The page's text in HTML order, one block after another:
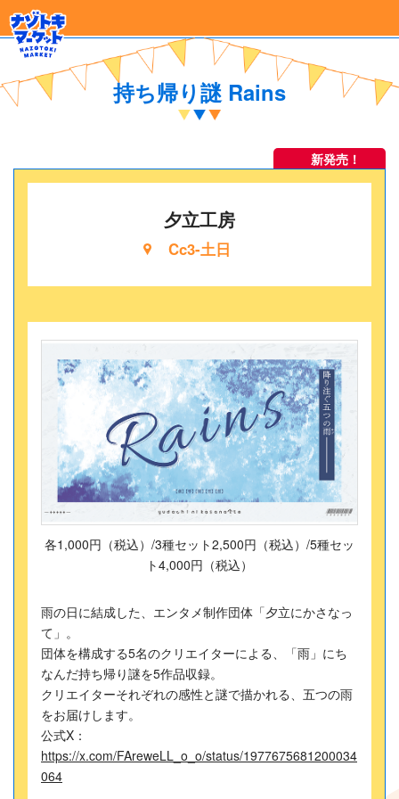
持ち帰り謎 Rains
新発売！
夕立工房
Cc3-土日
各1,000円（税込）/3種セット2,500円（税込）/5種セッ
ト4,000円（税込）
雨の日に結成した、エンタメ制作団体「夕立にかさなっ
て」。
団体を構成する5名のクリエイターによる、「雨」にち
なんだ持ち帰り謎を5作品収録。
クリエイターそれぞれの感性と謎で描かれる、五つの雨
をお届けします。
公式X：
https://x.com/FAreweLL_o_o/status/1977675681200034
064